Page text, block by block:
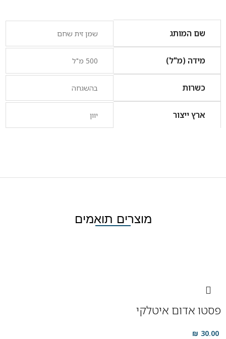
שם המותג שמן זית שחם
מידה (מ"ל) 500 מ"ל
כשרות בהשגחה
ארץ ייצור יוון
מוצרים תואמים
פסטו אדום איטלקי
30.00
₪